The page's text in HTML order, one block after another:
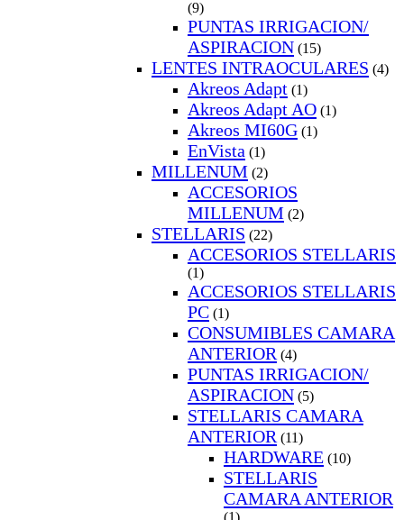
(9)
PUNTAS IRRIGACION/
ASPIRACION (15)
LENTES INTRAOCULARES (4)
Akreos Adapt (1)
Akreos Adapt AO (1)
Akreos MI60G (1)
EnVista (1)
MILLENUM (2)
ACCESORIOS
MILLENUM (2)
STELLARIS (22)
ACCESORIOS STELLARIS
(1)
ACCESORIOS STELLARIS
PC (1)
CONSUMIBLES CAMARA
ANTERIOR (4)
PUNTAS IRRIGACION/
ASPIRACION (5)
STELLARIS CAMARA
ANTERIOR (11)
HARDWARE (10)
STELLARIS
CAMARA ANTERIOR